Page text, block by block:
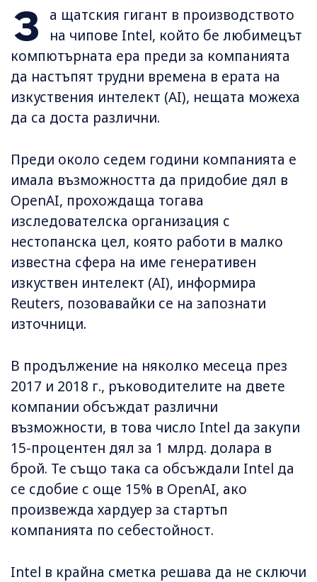
З
а щатския гигант в производството
на чипове Intel, който бе любимецът
компютърната ера преди за компанията
да настъпят трудни времена в ерата на
изкуствения интелект (AI), нещата можеха
да са доста различни.
Преди около седем години компанията е
имала възможността да придобие дял в
OpenAI, прохождаща тогава
изследователска организация с
нестопанска цел, която работи в малко
известна сфера на име генеративен
изкуствен интелект (AI), информира
Reuters, позовавайки се на запознати
източници.
В продължение на няколко месеца през
2017 и 2018 г., ръководителите на двете
компании обсъждат различни
възможности, в това число Intel да закупи
15-процентен дял за 1 млрд. долара в
брой. Те също така са обсъждали Intel да
се сдобие с още 15% в OpenAI, ако
произвежда хардуер за стартъп
компанията по себестойност.
Intel в крайна сметка решава да не сключи